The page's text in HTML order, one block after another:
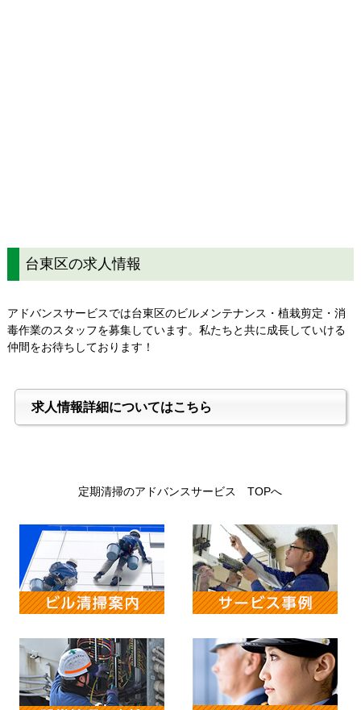
台東区の求人情報
アドバンスサービスでは台東区のビルメンテナンス・植栽剪定・消
毒作業のスタッフを募集しています。私たちと共に成長していける
仲間をお待ちしております！
求人情報詳細についてはこちら
定期清掃のアドバンスサービス TOPへ